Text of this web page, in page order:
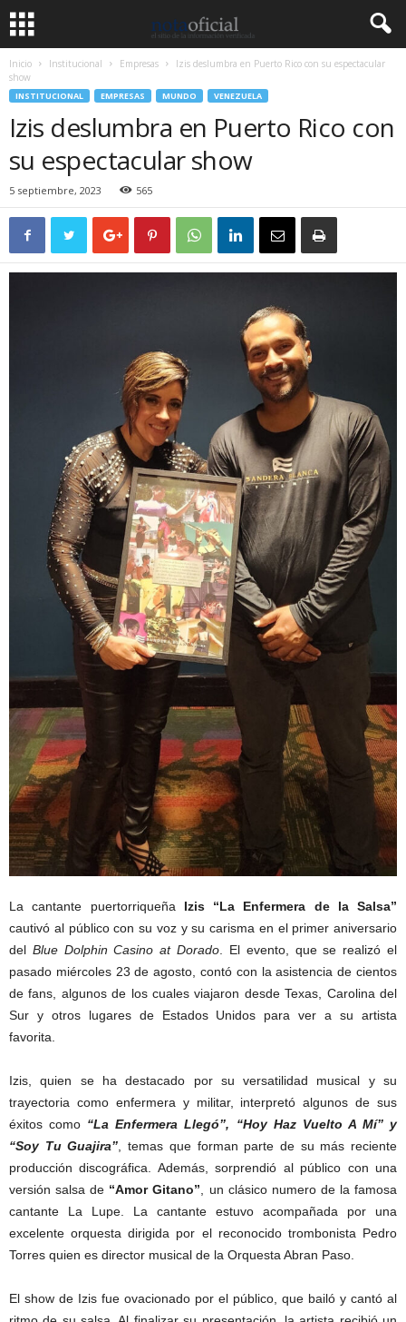
Inicio Institucional Empresas
Izis deslumbra en Puerto Rico con su espectacular
show
INSTITUCIONAL EMPRESAS MUNDO VENEZUELA
Izis deslumbra en Puerto Rico con
su espectacular show
5 septiembre, 2023 565
La cantante puertorriqueña Izis “La Enfermera de la Salsa”
cautivó al público con su voz y su carisma en el primer aniversario
del Blue Dolphin Casino at Dorado. El evento, que se realizó el
pasado miércoles 23 de agosto, contó con la asistencia de cientos
de fans, algunos de los cuales viajaron desde Texas, Carolina del
Sur y otros lugares de Estados Unidos para ver a su artista
favorita.
Izis, quien se ha destacado por su versatilidad musical y su
trayectoria como enfermera y militar, interpretó algunos de sus
éxitos como “La Enfermera Llegó”, “Hoy Haz Vuelto A Mí” y
“Soy Tu Guajira”, temas que forman parte de su más reciente
producción discográfica. Además, sorprendió al público con una
versión salsa de “Amor Gitano”, un clásico numero de la famosa
cantante La Lupe. La cantante estuvo acompañada por una
excelente orquesta dirigida por el reconocido trombonista Pedro
Torres quien es director musical de la Orquesta Abran Paso.
El show de Izis fue ovacionado por el público, que bailó y cantó al